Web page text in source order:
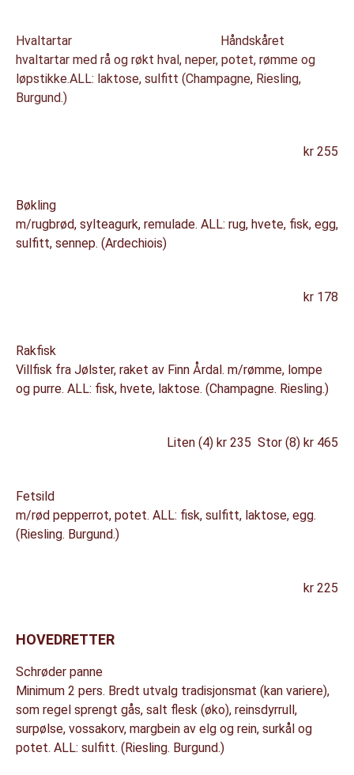
Hvaltartar Håndskåret
hvaltartar med rå og røkt hval, neper, potet, rømme og
løpstikke.ALL: laktose, sulfitt (Champagne, Riesling,
Burgund.)
kr 255
Bøkling
m/rugbrød, sylteagurk, remulade. ALL: rug, hvete, fisk, egg,
sulfitt, sennep. (Ardechiois)
kr 178
Rakfisk
Villfisk fra Jølster, raket av Finn Årdal. m/rømme, lompe
og purre. ALL: fisk, hvete, laktose. (Champagne. Riesling.)
Liten (4) kr 235 Stor (8) kr 465
Fetsild
m/rød pepperrot, potet. ALL: fisk, sulfitt, laktose, egg.
(Riesling. Burgund.)
kr 225
HOVEDRETTER
Schrøder panne
Minimum 2 pers. Bredt utvalg tradisjonsmat (kan variere),
som regel sprengt gås, salt flesk (øko), reinsdyrrull,
surpølse, vossakorv, margbein av elg og rein, surkål og
potet. ALL: sulfitt. (Riesling. Burgund.)